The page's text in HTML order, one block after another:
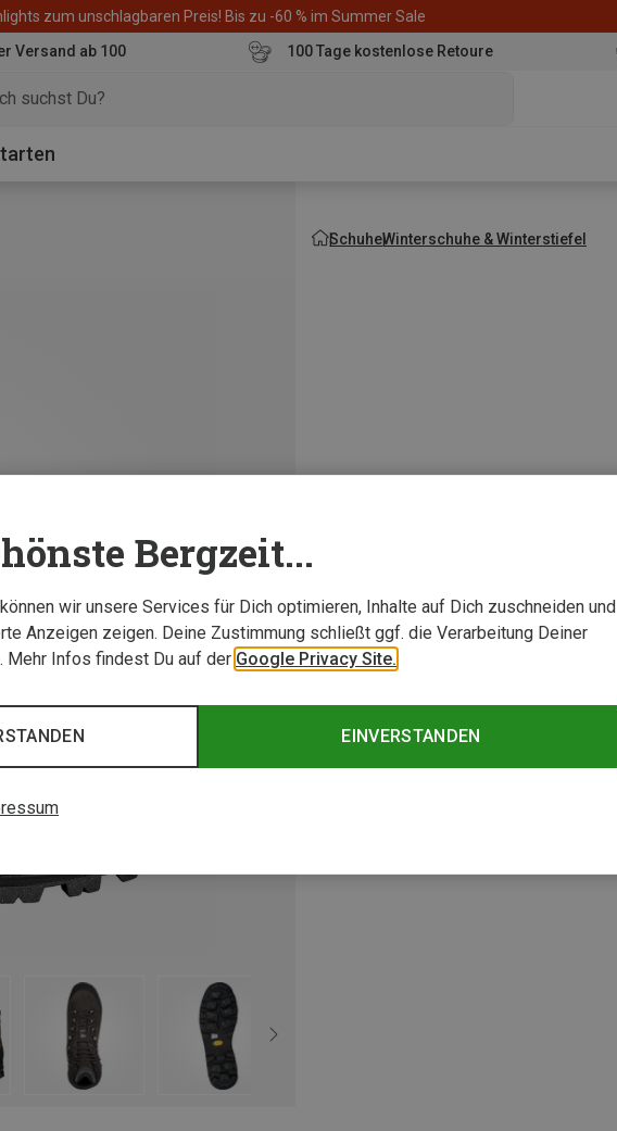
zum unschlagbaren Preis! Bis zu -60 % im Summer Sale
Versand ab 100
100 Tage kostenlose Retoure
SchuheWinterschuhe & Winterstiefel
Bergzeit...
wir unsere Services für Dich optimieren, Inhalte auf Dich zuschneiden und
Anzeigen zeigen. Deine Zustimmung schließt ggf. die Verarbeitung Deiner
Mehr Infos findest Du auf der Google Privacy Site.
EINVERSTANDEN